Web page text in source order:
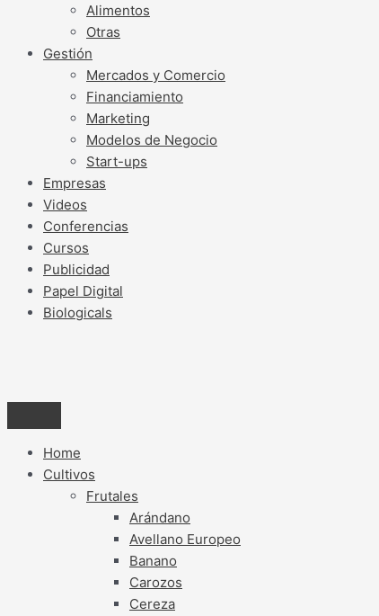
Alimentos
Otras
Gestión
Mercados y Comercio
Financiamiento
Marketing
Modelos de Negocio
Start-ups
Empresas
Videos
Conferencias
Cursos
Publicidad
Papel Digital
Biologicals
Home
Cultivos
Frutales
Arándano
Avellano Europeo
Banano
Carozos
Cereza